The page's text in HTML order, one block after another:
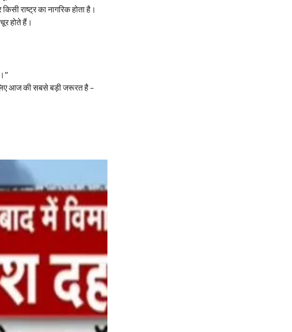
राष्ट्र का नागरिक होता है।
होते हैं।
आज की सबसे बड़ी जरूरत है –